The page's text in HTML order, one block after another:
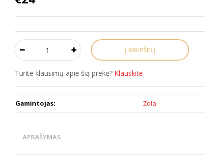
Turite klausimų apie šią prekę? Klauskite
Gamintojas: Zola
APRAŠYMAS